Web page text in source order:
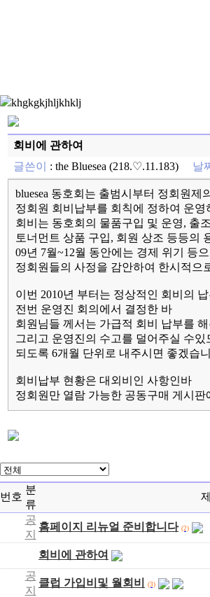
khgkgkjhljkhklj
회비에 관하여
글쓴이
: the Bluesea (218.♡.11.183) 날
bluesea 동호회는 출범시부터 정회원제
정회원 회비납부를 회칙에 정하여 운영
회비는 동호회의 물품구입 및 운영, 출
토너먼트 상품 구입, 회원 상조 등등의
09년 7월~12월 동안에는 경제 위기 등
정회원들의 사정을 감안하여 한시적으
이번 2010년 부터는 정상적인 회비의
전번 운영진 회의에서 결정한 바
회원님들 께서는 가급적 회비 납부를
그리고 운영진의 수고를 덜어주실 수있
되도록 6개월 단위로 내주시면 좋겠습
회비납부 현황은 대외비인 사항인바
정회원만 열람 가능한 공동구매 게시
번호
분
류
공
지
홈페이지 리뉴얼 준비합니다 (2)
회비에 관하여
공
지
클럽 가입비및 월회비 (3)